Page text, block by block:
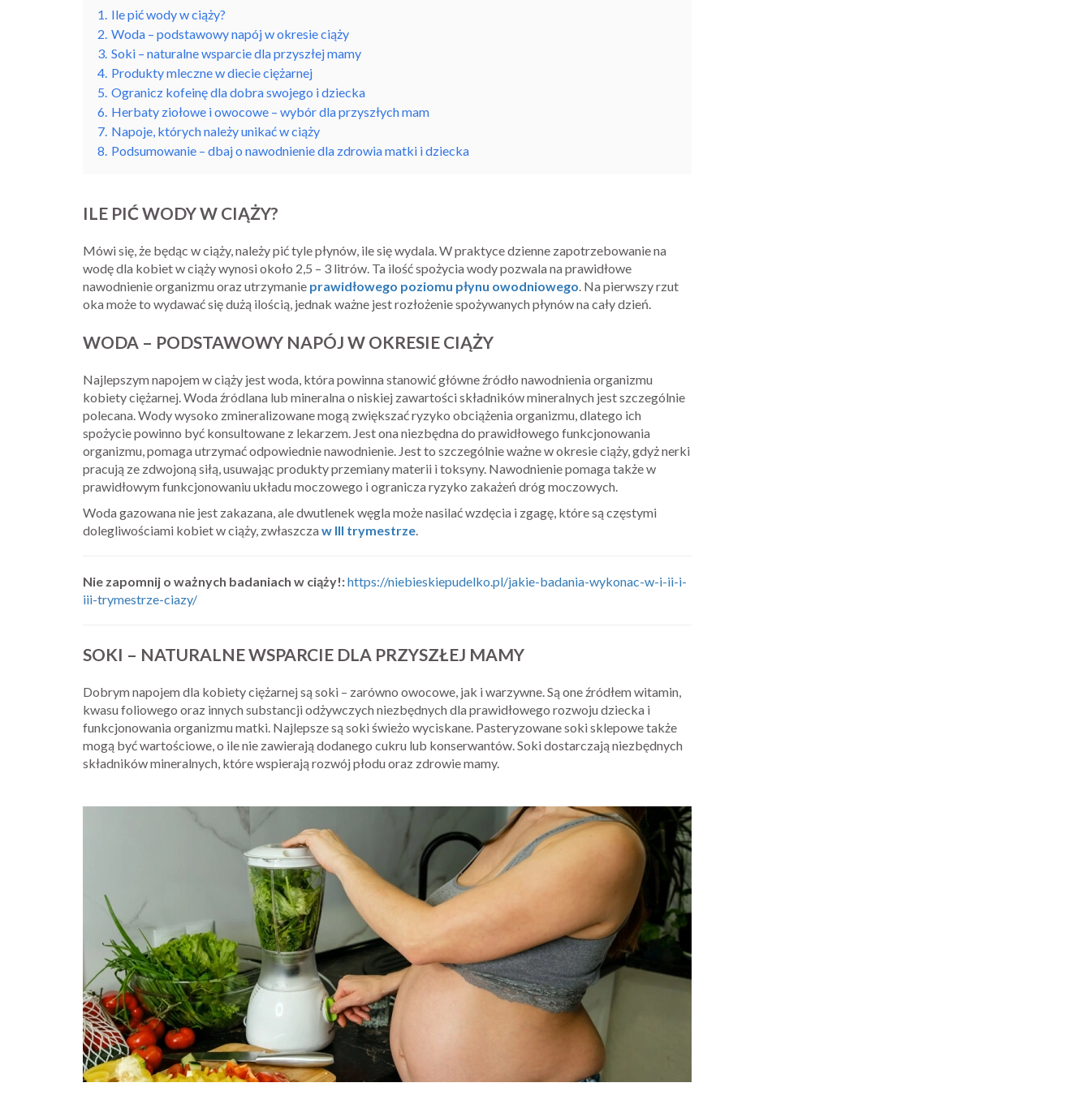
1. Ile pić wody w ciąży?
2. Woda – podstawowy napój w okresie ciąży
3. Soki – naturalne wsparcie dla przyszłej mamy
4. Produkty mleczne w diecie ciężarnej
5. Ogranicz kofeinę dla dobra swojego i dziecka
6. Herbaty ziołowe i owocowe – wybór dla przyszłych mam
7. Napoje, których należy unikać w ciąży
8. Podsumowanie – dbaj o nawodnienie dla zdrowia matki i dziecka
ILE PIĆ WODY W CIĄŻY?
Mówi się, że będąc w ciąży, należy pić tyle płynów, ile się wydala. W praktyce dzienne zapotrzebowanie na
wodę dla kobiet w ciąży wynosi około 2,5 – 3 litrów. Ta ilość spożycia wody pozwala na prawidłowe
nawodnienie organizmu oraz utrzymanie prawidłowego poziomu płynu owodniowego. Na pierwszy rzut
oka może to wydawać się dużą ilością, jednak ważne jest rozłożenie spożywanych płynów na cały dzień.
WODA – PODSTAWOWY NAPÓJ W OKRESIE CIĄŻY
Najlepszym napojem w ciąży jest woda, która powinna stanowić główne źródło nawodnienia organizmu
kobiety ciężarnej. Woda źródlana lub mineralna o niskiej zawartości składników mineralnych jest szczególnie
polecana. Wody wysoko zmineralizowane mogą zwiększać ryzyko obciążenia organizmu, dlatego ich
spożycie powinno być konsultowane z lekarzem. Jest ona niezbędna do prawidłowego funkcjonowania
organizmu, pomaga utrzymać odpowiednie nawodnienie. Jest to szczególnie ważne w okresie ciąży, gdyż nerki
pracują ze zdwojoną siłą, usuwając produkty przemiany materii i toksyny. Nawodnienie pomaga także w
prawidłowym funkcjonowaniu układu moczowego i ogranicza ryzyko zakażeń dróg moczowych.
Woda gazowana nie jest zakazana, ale dwutlenek węgla może nasilać wzdęcia i zgagę, które są częstymi
dolegliwościami kobiet w ciąży, zwłaszczaw III trymestrze.
Nie zapomnij o ważnych badaniach w ciąży!:https://niebieskiepudelko.pl/jakie-badania-wykonac-w-i-ii-i-
iii-trymestrze-ciazy/
SOKI – NATURALNE WSPARCIE DLA PRZYSZŁEJ MAMY
Dobrym napojem dla kobiety ciężarnej są soki – zarówno owocowe, jak i warzywne. Są one źródłem witamin,
kwasu foliowego oraz innych substancji odżywczych niezbędnych dla prawidłowego rozwoju dziecka i
funkcjonowania organizmu matki. Najlepsze są soki świeżo wyciskane. Pasteryzowane soki sklepowe także
mogą być wartościowe, o ile nie zawierają dodanego cukru lub konserwantów. Soki dostarczają niezbędnych
składników mineralnych, które wspierają rozwój płodu oraz zdrowie mamy.